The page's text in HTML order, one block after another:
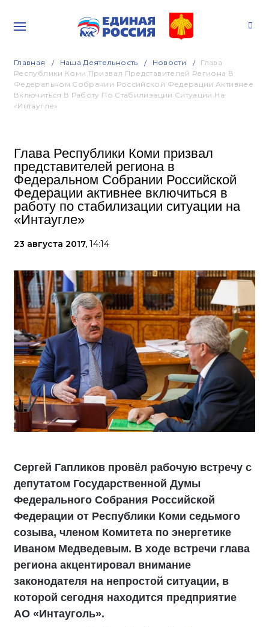
Главная Наша Деятельность Новости
Глава
Республики Коми Призвал Представителей Региона В
Федеральном Собрании Российской Федерации Активнее
Включиться В Работу По Стабилизации Ситуации На
«Интаугле»
Глава Республики Коми призвал
представителей региона в
Федеральном Собрании Российской
Федерации активнее включиться в
работу по стабилизации ситуации на
«Интаугле»
23 августа 2017, 14:14
Сергей Гапликов провёл рабочую встречу с
депутатом Государственной Думы
Федерального Собрания Российской
Федерации от Республики Коми седьмого
созыва, членом Комитета по энергетике
Иваном Медведевым. В ходе встречи глава
региона акцентировал внимание
законодателя на непростой ситуации, в
которой сегодня находится предприятие
АО «Интауголь».